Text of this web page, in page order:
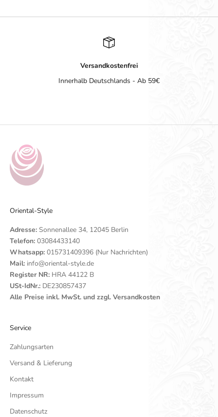
Versandkostenfrei
Innerhalb Deutschlands - Ab 59€
Oriental-Style
Adresse: Sonnenallee 34, 12045 Berlin
Telefon: 03084433140
Whatsapp: 015731409396 (Nur Nachrichten)
Mail: info@oriental-style.de
Register NR: HRA 44122 B
USt-IdNr.: DE230857437
Alle Preise inkl. MwSt. und zzgl. Versandkosten
Service
Zahlungsarten
Versand & Lieferung
Kontakt
Impressum
Datenschutz